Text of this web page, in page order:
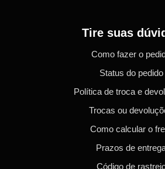
Tire suas
Como fazer o
Status do pedido
Política de troca e
Trocas ou
Como calcular o
Prazos de
Código de